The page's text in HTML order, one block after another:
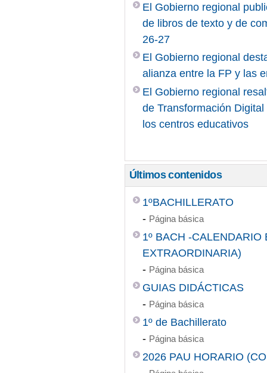
El Gobierno regional
de libros de texto y de
26-27
El Gobierno regional
alianza entre la FP y las
El Gobierno regional
de Transformación
los centros educativos
Últimos contenidos
1ºBACHILLERATO
- Página básica
1º BACH -CALENDARIO
EXTRAORDINARIA)
- Página básica
GUIAS DIDÁCTICAS
- Página básica
1º de Bachillerato
- Página básica
2026 PAU HORARIO